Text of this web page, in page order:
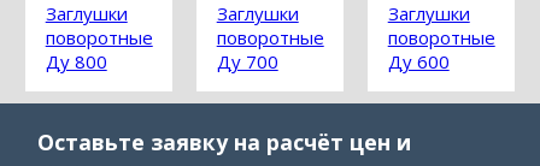
Заглушки
поворотные
Ду 800
Заглушки
поворотные
Ду 700
Заглушки
поворотные
Ду 600
Оставьте заявку на расчёт цен и